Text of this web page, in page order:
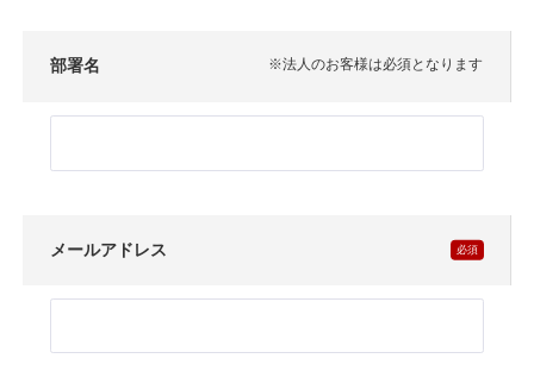
部署名 ※法人のお客様は必須となります
メールアドレス